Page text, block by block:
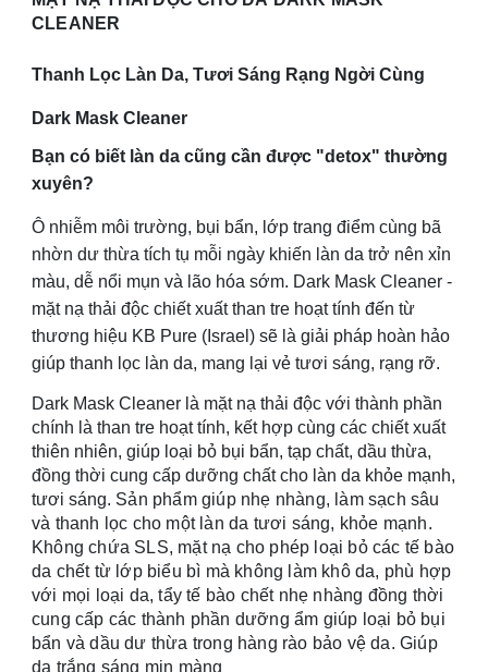
CLEANER
Thanh Lọc Làn Da, Tươi Sáng Rạng Ngời Cùng
Dark Mask Cleaner
Bạn có biết làn da cũng cần được "detox" thường
xuyên?
Ô nhiễm môi trường, bụi bẩn, lớp trang điểm cùng bã
nhờn dư thừa tích tụ mỗi ngày khiến làn da trở nên xỉn
màu, dễ nổi mụn và lão hóa sớm. Dark Mask Cleaner -
mặt nạ thải độc chiết xuất than tre hoạt tính đến từ
thương hiệu KB Pure (Israel) sẽ là giải pháp hoàn hảo
giúp thanh lọc làn da, mang lại vẻ tươi sáng, rạng rỡ.
Dark Mask Cleaner là mặt nạ thải độc với thành phần
chính là than tre hoạt tính, kết hợp cùng các chiết xuất
thiên nhiên, giúp loại bỏ bụi bẩn, tạp chất, dầu thừa,
đồng thời cung cấp dưỡng chất cho làn da khỏe mạnh,
tươi sáng. Sản phẩm giúp nhẹ nhàng, làm sạch sâu
và thanh lọc cho một làn da tươi sáng, khỏe mạnh.
Không chứa SLS, mặt nạ cho phép loại bỏ các tế bào
da chết từ lớp biểu bì mà không làm khô da, phù hợp
với mọi loại da, tẩy tế bào chết nhẹ nhàng đồng thời
cung cấp các thành phần dưỡng ẩm giúp loại bỏ bụi
bẩn và dầu dư thừa trong hàng rào bảo vệ da. Giúp
da trắng sáng mịn màng